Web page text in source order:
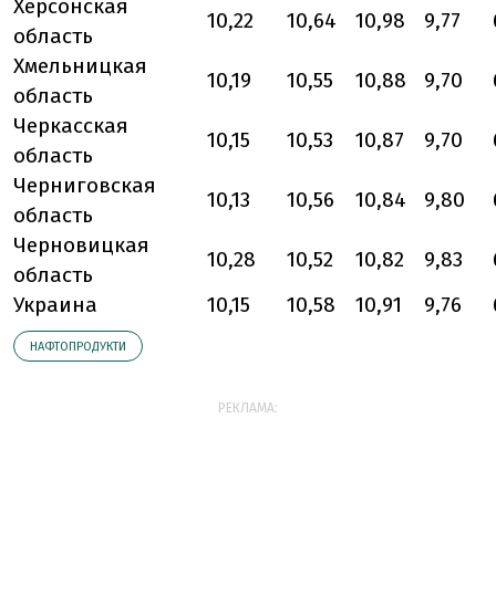
Херсонская
область
10,22 10,64 10,98 9,77
Хмельницкая
область
10,19 10,55 10,88 9,70
Черкасская
область
10,15 10,53 10,87 9,70
Черниговская
область
10,13 10,56 10,84 9,80
Черновицкая
область
10,28 10,52 10,82 9,83
Украина
10,15 10,58 10,91 9,76
НАФТОПРОДУКТИ
РЕКЛАМА: